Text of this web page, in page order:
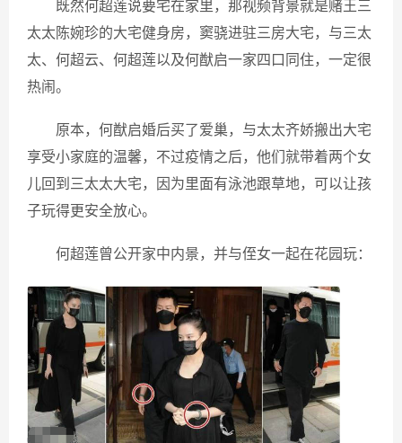
既然何超莲说要宅在家里，那视频背景就是赌王三
太太陈婉珍的大宅健身房，窦骁进驻三房大宅，与三太
太、何超云、何超莲以及何猷启一家四口同住，一定很
热闹。
原本，何猷启婚后买了爱巢，与太太齐娇搬出大宅
享受小家庭的温馨，不过疫情之后，他们就带着两个女
儿回到三太太大宅，因为里面有泳池跟草地，可以让孩
子玩得更安全放心。
何超莲曾公开家中内景，并与侄女一起在花园玩：